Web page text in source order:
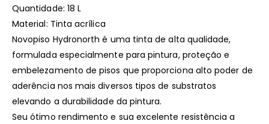
Quantidade: 18 L
Material: Tinta acrílica
Novopiso Hydronorth é uma tinta de alta qualidade,
formulada especialmente para pintura, proteção e
embelezamento de pisos que proporciona alto poder de
aderência nos mais diversos tipos de substratos
elevando a durabilidade da pintura.
Seu ótimo rendimento e sua excelente resistência a